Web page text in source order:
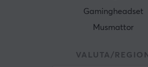
Gamingheadset
Musmattor
VALUTA/REGION